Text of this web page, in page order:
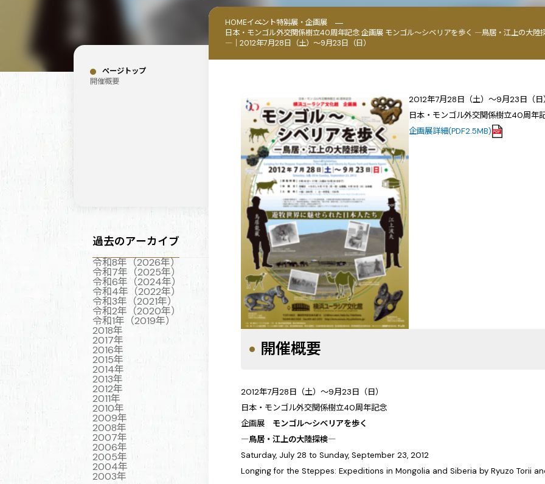
HOMEイベント特別展・企画展
日本・モンゴル外交関係樹立40周年記念 企画展 モンゴル～シベリアを歩く ―鳥居・江上の大陸
―｜2012年7月28日（土）～9月23日（日）
2012年7月28日（土）～9月23日（日
日本・モンゴル外交関係樹立40周年
企画展詳細(PDF2.5MB)
開催概要
2012年7月28日（土）～9月23日（日）
日本・モンゴル外交関係樹立40周年記念
企画展 モンゴル～シベリアを歩く
―鳥居・江上の大陸探検―
Saturday, July 28 to Sunday, September 23, 2012
Longing for the Steppes: Expeditions in Mongolia and Siberia by Ryuzo Torii
ページトップ
開催概要
過去のアーカイブ
令和8年（2026年）
令和7年（2025年）
令和6年（2024年）
令和4年（2022年）
令和3年（2021年）
令和2年（2020年）
令和1年（2019年）
2018年
2017年
2016年
2015年
2014年
2013年
2012年
2011年
2010年
2009年
2008年
2007年
2006年
2005年
2004年
2003年